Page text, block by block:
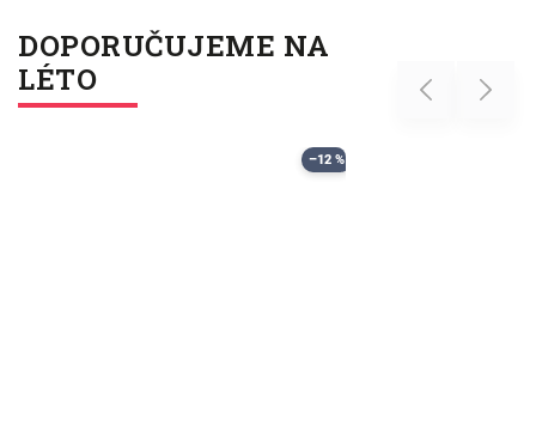
DOPORUČUJEME NA
LÉTO
Previous
–12 %
Next